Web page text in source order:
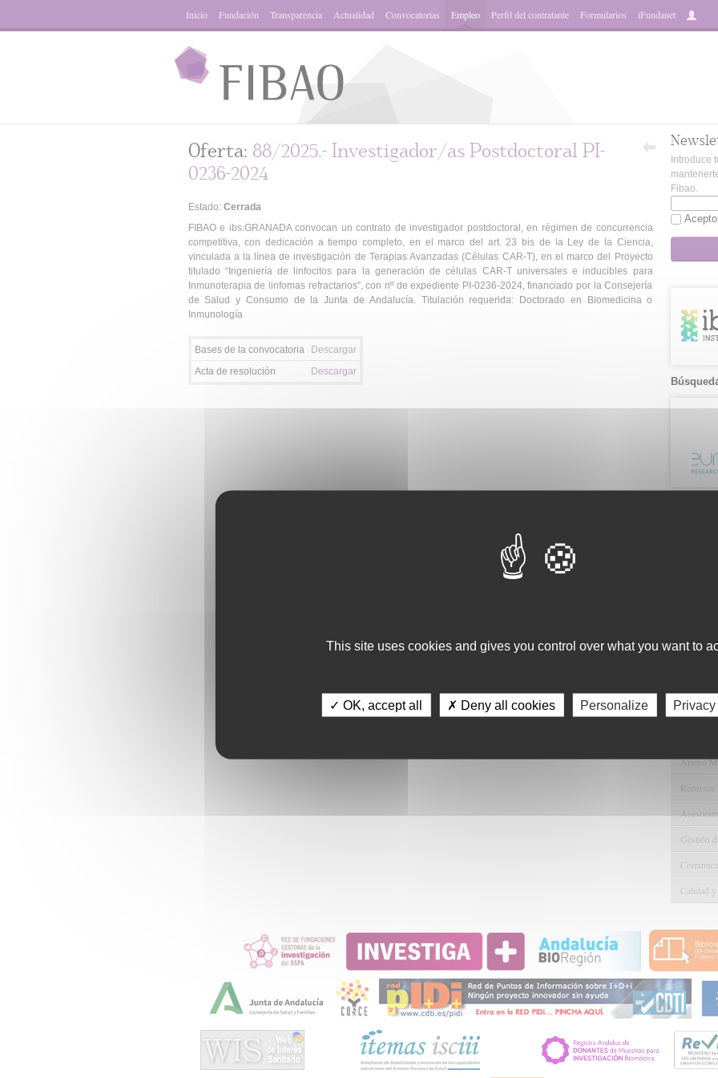
Inicio Fundación Transparencia Actualidad Convocatorias Empleo Perfil del contratante Formularios iFundanet
Oferta: 88/2025.- Investigador/as Postdoctoral PI-
0236-2024
Estado: Cerrada
FIBAO e ibs.GRANADA convocan un contrato de investigador postdoctoral, en régimen de concurrencia
competitiva, con dedicación a tiempo completo, en el marco del art. 23 bis de la Ley de la Ciencia,
vinculada a la línea de investigación de Terapias Avanzadas (Células CAR-T), en el marco del Proyecto
titulado “Ingeniería de linfocitos para la generación de células CAR-T universales e inducibles para
Inmunoterapia de linfomas refractarios”, con nº de expediente PI-0236-2024, financiado por la Consejería
de Salud y Consumo de la Junta de Andalucía. Titulación requerida: Doctorado en Biomedicina o
Inmunología
Bases de la convocatoria
Descargar
Acta de resolución
Descargar
Introduce
Fibao.
Gestión
Gestión
Apoyo
Gestión
Calidad
This site uses cookies and gives you control over what you want to
✓ OK, accept all ✗ Deny all cookies Personalize